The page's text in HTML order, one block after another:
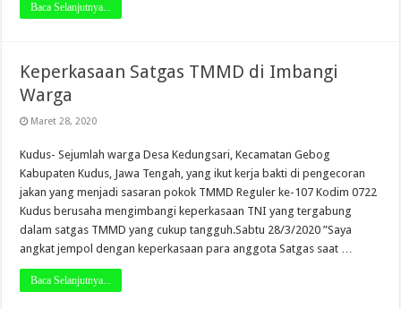
Baca Selanjutnya...
Keperkasaan Satgas TMMD di Imbangi
Warga
Maret 28, 2020
Kudus- Sejumlah warga Desa Kedungsari, Kecamatan Gebog
Kabupaten Kudus, Jawa Tengah, yang ikut kerja bakti di pengecoran
jakan yang menjadi sasaran pokok TMMD Reguler ke-107 Kodim 0722
Kudus berusaha mengimbangi keperkasaan TNI yang tergabung
dalam satgas TMMD yang cukup tangguh.Sabtu 28/3/2020 ”Saya
angkat jempol dengan keperkasaan para anggota Satgas saat …
Baca Selanjutnya...